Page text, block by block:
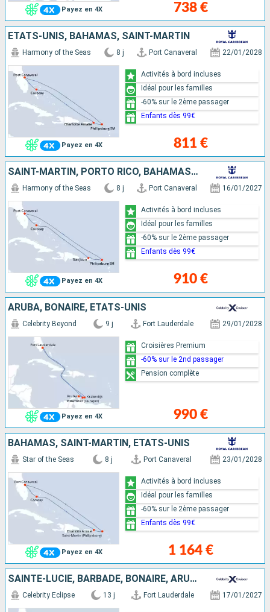
Payez en 4X 738 €
ÉTATS-UNIS, BAHAMAS, SAINT-MARTIN
Payez en 4X
Harmony of the Seas 8 j Port Canaveral 22/01/2028
811 €
Activités à bord incluses
Idéal pour les familles
-60% sur le 2ème passager
Enfants dès 99€
SAINT-MARTIN, PORTO RICO, BAHAMAS, ÉTATS-UNIS
Payez en 4X
Harmony of the Seas 8 j Port Canaveral 16/01/2027
910 €
Activités à bord incluses
Idéal pour les familles
-60% sur le 2ème passager
Enfants dès 99€
ARUBA, BONAIRE, ÉTATS-UNIS
Payez en 4X
Celebrity Beyond 9 j Fort Lauderdale 29/01/2028
990 €
Croisières Premium
-60% sur le 2nd passager
Pension complète
BAHAMAS, SAINT-MARTIN, ÉTATS-UNIS
Payez en 4X
Star of the Seas 8 j Port Canaveral 23/01/2028
1 164 €
Activités à bord incluses
Idéal pour les familles
-60% sur le 2ème passager
Enfants dès 99€
SAINTE-LUCIE, BARBADE, BONAIRE, ARUBA, ÉTATS-UNIS
Celebrity Eclipse 13 j Fort Lauderdale 17/01/2027